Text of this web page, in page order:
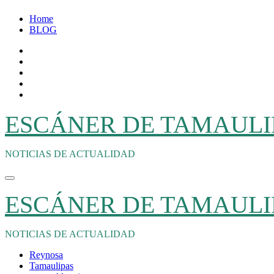
Home
BLOG
ESCÁNER DE
NOTICIAS DE ACTUALIDAD
ESCÁNER DE
NOTICIAS DE ACTUALIDAD
Reynosa
Tamaulipas